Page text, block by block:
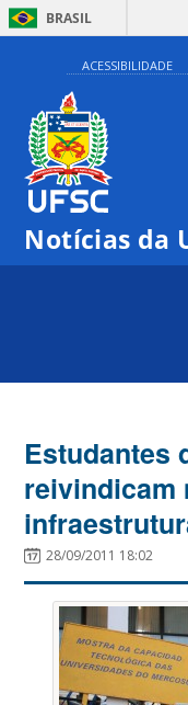
BRASIL
ACESSIBILIDADE
Notícias da
Estudantes
reivindicam
28/09/2011 18:02